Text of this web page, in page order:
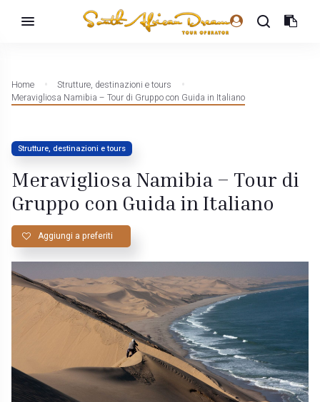
Home
Strutture, destinazioni e tours
Meravigliosa Namibia – Tour di Gruppo con Guida in Italiano
Strutture, destinazioni e tours
Meravigliosa Namibia – Tour di
Gruppo con Guida in Italiano
Aggiungi a preferiti